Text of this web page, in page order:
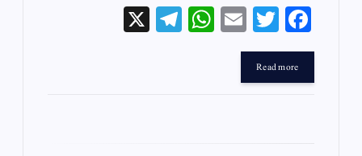
Fa
ce
bo
ok
T
wi
r
E
m
W
ha
Te
le
Read more